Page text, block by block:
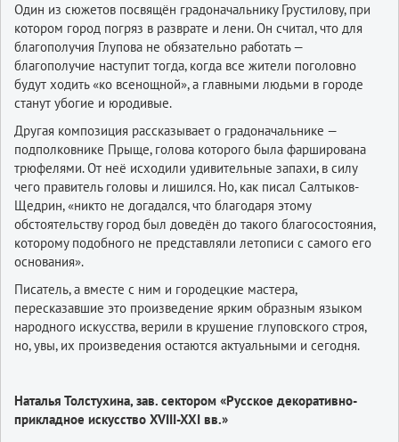
Один из сюжетов посвящён градоначальнику Грустилову, при
котором город погряз в разврате и лени. Он считал, что для
благополучия Глупова не обязательно работать —
благополучие наступит тогда, когда все жители поголовно
будут ходить «ко всенощной», а главными людьми в городе
станут убогие и юродивые.
Другая композиция рассказывает о градоначальнике —
подполковнике Прыще, голова которого была фарширована
трюфелями. От неё исходили удивительные запахи, в силу
чего правитель головы и лишился. Но, как писал Салтыков-
Щедрин, «никто не догадался, что благодаря этому
обстоятельству город был доведён до такого благосостояния,
которому подобного не представляли летописи с самого его
основания».
Писатель, а вместе с ним и городецкие мастера,
пересказавшие это произведение ярким образным языком
народного искусства, верили в крушение глуповского строя,
но, увы, их произведения остаются актуальными и сегодня.
Наталья Толстухина, зав. сектором «Русское декоративно-
прикладное искусство XVIII-XXI вв.»